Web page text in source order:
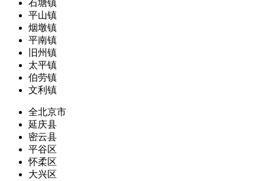
石塘镇
平山镇
烟墩镇
平南镇
旧州镇
太平镇
伯劳镇
文利镇
全北京市
延庆县
密云县
平谷区
怀柔区
大兴区